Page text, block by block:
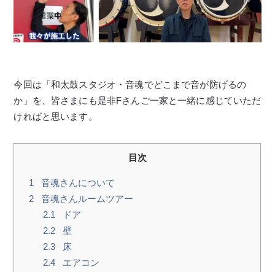
今回は「和太鼓スタジオ・音魂でどこまで音が防げるの
か」を、皆さまにも是非Fさんご一家と一緒に感じていただ
ければと思います。
目次
1
音魂さんについて
2
音魂さんルームツアー
2.1
ドア
2.2
壁
2.3
床
2.4
エアコン